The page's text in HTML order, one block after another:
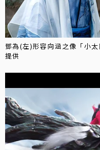
鄧為(左)形容向涵之像「小
提供